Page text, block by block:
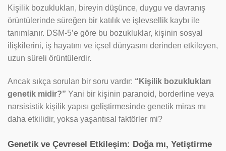
Kişilik bozuklukları, bireyin düşünce, duygu ve davranış
örüntülerinde süreğen bir katılık ve işlevsellik kaybı ile
tanımlanır. DSM-5’e göre bu bozukluklar, kişinin sosyal
ilişkilerini, iş hayatını ve içsel dünyasını derinden etkileyen,
uzun süreli örüntülerdir.
Ancak sıkça sorulan bir soru vardır: “Kişilik bozuklukları
genetik midir?” Yani bir kişinin paranoid, borderline veya
narsisistik kişilik yapısı geliştirmesinde genetik miras mı
daha etkilidir, yoksa yaşantısal faktörler mi?
Genetik ve Çevresel Etkileşim: Doğa mı, Yetiştirme